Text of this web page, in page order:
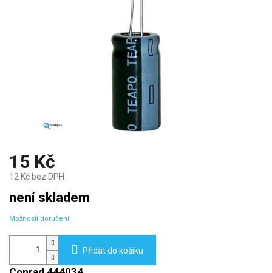
15 Kč
12 Kč bez DPH
cena:
není skladem
Možnosti doručení
Přidat do košíku